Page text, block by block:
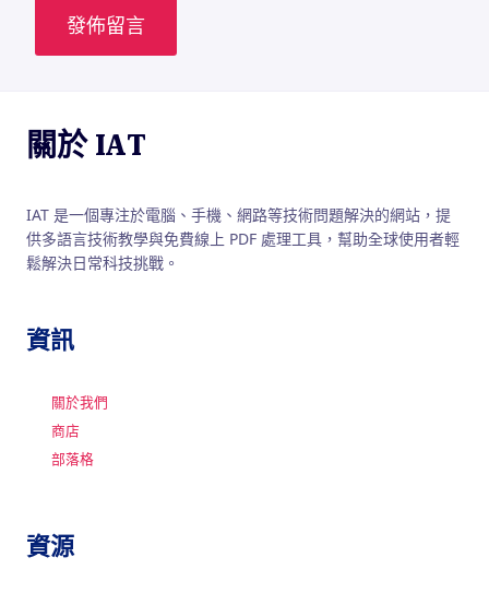
關於 IAT
IAT 是一個專注於電腦、手機、網路等技術問題解決的網站，提
供多語言技術教學與免費線上 PDF 處理工具，幫助全球使用者輕
鬆解決日常科技挑戰。
資訊
關於我們
商店
部落格
資源